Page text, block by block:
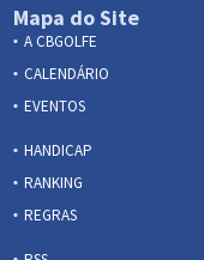
Mapa do Site
A CBGOLFE
CALENDÁRIO
EVENTOS
HANDICAP
RANKING
REGRAS